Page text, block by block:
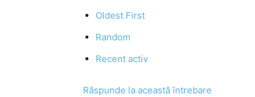
Oldest First
Random
Recent activ
Răspunde la această întrebare